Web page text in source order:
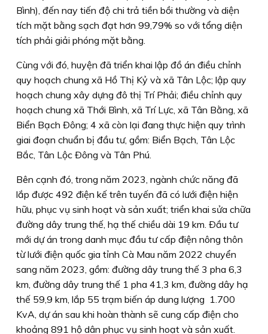
Bình), đến nay tiến độ chi trả tiền bồi thường và diện
tích mặt bằng sạch đạt hơn 99,79% so với tổng diện
tích phải giải phóng mặt bằng.
Cùng với đó, huyện đã triển khai lập đồ án điều chỉnh
quy hoạch chung xã Hồ Thị Kỷ và xã Tân Lộc; lập quy
hoạch chung xây dựng đô thị Trí Phải; điều chỉnh quy
hoạch chung xã Thới Bình, xã Trí Lực, xã Tân Bằng, xã
Biển Bạch Ðông; 4 xã còn lại đang thực hiện quy trình
giai đoạn chuẩn bị đầu tư, gồm: Biển Bạch, Tân Lộc
Bắc, Tân Lộc Ðông và Tân Phú.
Bên cạnh đó, trong năm 2023, ngành chức năng đã
lắp được 492 điện kế trên tuyến đã có lưới điện hiện
hữu, phục vụ sinh hoạt và sản xuất; triển khai sửa chữa
đường dây trung thế, hạ thế chiều dài 19 km. Ðầu tư
mới dự án trong danh mục đầu tư cấp điện nông thôn
từ lưới điện quốc gia tỉnh Cà Mau năm 2022 chuyển
sang năm 2023, gồm: đường dây trung thế 3 pha 6,3
km, đường dây trung thế 1 pha 41,3 km, đường dây hạ
thế 59,9 km, lắp 55 trạm biến áp dung lượng 1.700
KvA, dự án sau khi hoàn thành sẽ cung cấp điện cho
khoảng 891 hộ dân phục vụ sinh hoạt và sản xuất.